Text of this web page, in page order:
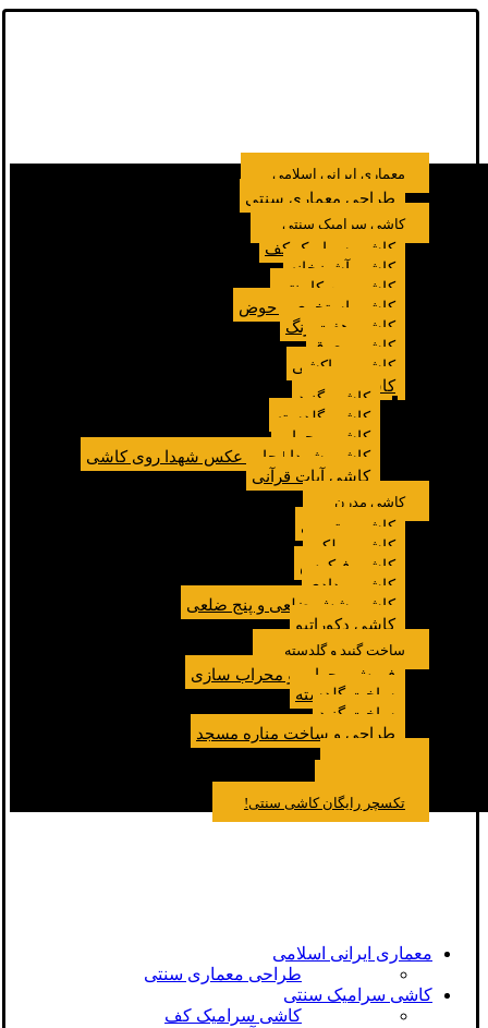
معماری ایرانی اسلامی
طراحی معماری سنتی
کاشی سرامیک سنتی
کاشی سرامیک کف
کاشی آشپزخانه
کاشی بین کابینتی
کاشی استخری و حوض
کاشی هفت رنگ
کاشی معرق
کاشی مراکشی
کاشی مسجد
کاشی گنبد
کاشی گلدسته
کاشی محراب
کاشی شهدا | چاپ عکس شهدا روی کاشی
کاشی آیات قرآنی
کاشی مدرن
کاشی مترویی
کاشی پولکی
کاشی فیکوس
کاشی مدادی
کاشی شش ضلعی و پنج ضلعی
کاشی دکوراتیو
ساخت گنبد و گلدسته
فروش محراب و محراب سازی
ساخت گلدسته
ساخت گنبد
طراحی و ساخت مناره مسجد
تکسچر رایگان کاشی سنتی!
معماری ایرانی اسلامی
طراحی معماری سنتی
کاشی سرامیک سنتی
کاشی سرامیک کف